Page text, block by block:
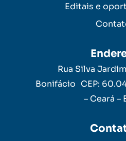
Editais e
Rua Silva
Bonifácio CEP:
– Ceará –